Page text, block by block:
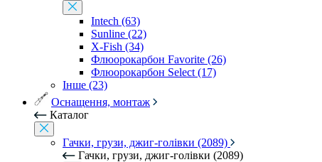
Intech (63)
Sunline (22)
X-Fish (34)
Флюорокарбон Favorite (26)
Флюорокарбон Select (17)
Інше (23)
Оснащення, монтаж
Каталог
Гачки, грузи, джиг-голівки (2089)
Гачки, грузи, джиг-голівки (2089)